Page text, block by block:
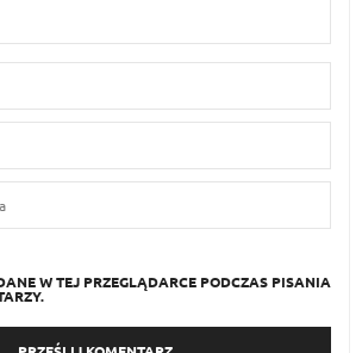
W TEJ PRZEGLĄDARCE PODCZAS PISANIA